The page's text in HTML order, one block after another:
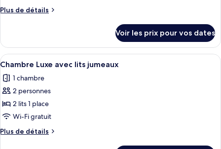
chambre :
Luxe
Plus de détails
Plus
le
type
de
Chambre
Triple
Voir les prix pour vos dates
Afficher
toutes
les
photos
pour
ce
type
de
Une chambre d’hôtel avec deux lits,
5
Chambre Luxe avec lits jumeaux
1 chambre
2 personnes
2 lits 1 place
Wi-Fi gratuit
Plus de détails
Plus